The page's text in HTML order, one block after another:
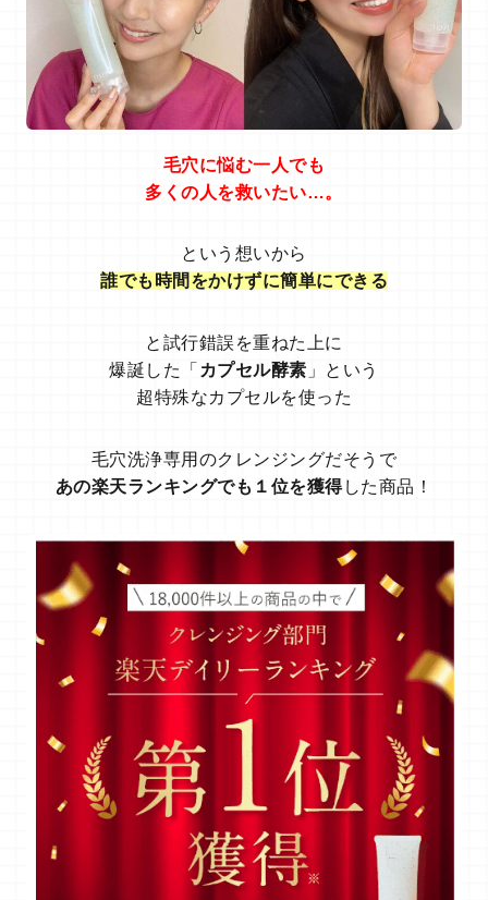
毛穴に悩む一人でも
多くの人を救いたい…。
という想いから
誰でも時間をかけずに簡単にできる
と試行錯誤を重ねた上に
爆誕した「 カプセル酵素 」という
超特殊なカプセルを使った
毛穴洗浄専用のクレンジングだそうで
あの楽天ランキングでも１位を獲得した商品！